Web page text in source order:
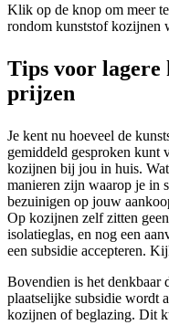
Klik op de knop om meer
rondom kunststof kozijnen
Tips voor lagere
prijzen
Je kent nu hoeveel de
gemiddeld gesproken kunt
kozijnen bij jou in huis.
manieren zijn waarop je in
bezuinigen op jouw
Op kozijnen zelf zitten
isolatieglas, en nog een
een subsidie accepteren.
Bovendien is het denkbaar
plaatselijke subsidie wordt
kozijnen of beglazing. Dit